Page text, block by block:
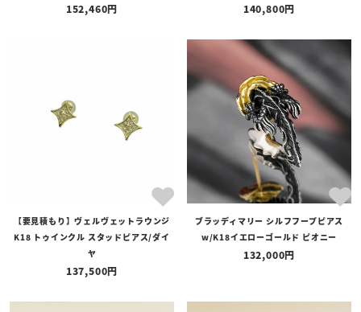
152,460 140,800
【要見積もり】ヴェルヴェットラウンジ
K18 トゥインクル スタッドピアス/ダイ
ヤ
137,500
ブラッディマリー シルフフープピアス
w/K18イエローゴールド ピオニー
132,000